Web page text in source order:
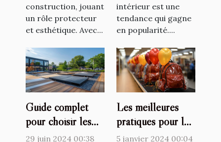
construction, jouant
un rôle protecteur
et esthétique. Avec...
intérieur est une
tendance qui gagne
en popularité....
Guide complet
pour choisir les
meilleurs supports
29 juin 2024 00:38
Les meilleures
pratiques pour le
stockage et la
5 janvier 2024 00:04